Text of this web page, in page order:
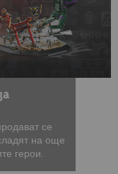
се
на още
герои.